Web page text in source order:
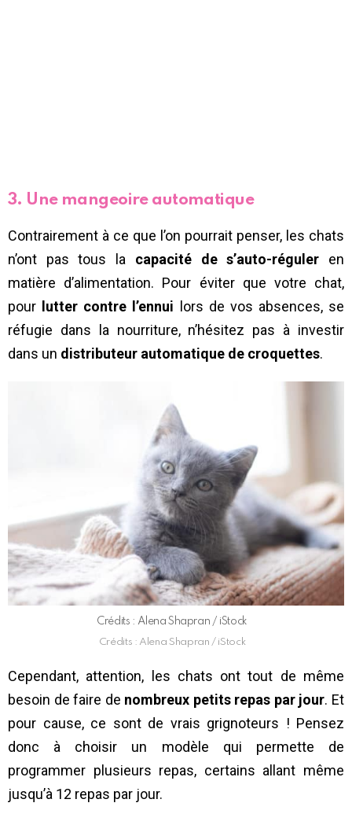
3. Une mangeoire automatique
Contrairement à ce que l’on pourrait penser, les chats
n’ont pas tous la capacité de s’auto-réguler en
matière d’alimentation. Pour éviter que votre chat,
pour
lutter contre l’ennui lors de vos absences, se
réfugie dans la nourriture, n’hésitez pas à investir
dans un distributeur automatique de croquettes.
Crédits : Alena Shapran / iStock
Crédits : Alena Shapran / iStock
Cependant, attention, les chats ont tout de même
besoin de faire de nombreux petits repas par jour. Et
pour cause, ce sont de vrais grignoteurs ! Pensez
donc à choisir un modèle qui permette de
programmer plusieurs repas, certains allant même
jusqu’à 12 repas par jour.